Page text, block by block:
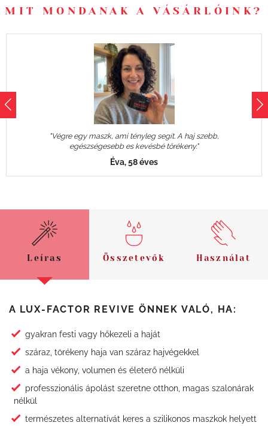
MIT MONDANAK A VÁSÁRLÓINK?
"Végre egy maszk, ami tényleg segít. A haj szebb,
egészségesebb es kevésbé törékeny."
Éva, 58 éves
Leíras Összetevők Használat
A LUX-FACTOR REVIVE ÖNNEK VALÓ, HA:
gyakran festi vagy hőkezeli a haját
száraz, törékeny haja van száraz hajvégekkel
a haja vékony, volumen és életerő nélküli
professzionális ápolást szeretne otthon, magas szalonárak
nélkül
természetes alternatívát keres a szilikonos maszkok helyett